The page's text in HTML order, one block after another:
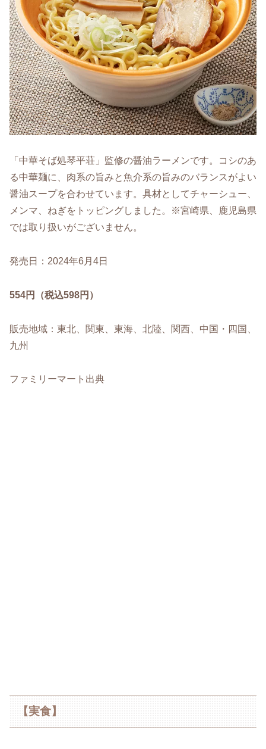
「中華そば処琴平荘」監修の醤油ラーメンです。コシのあ
る中華麺に、肉系の旨みと魚介系の旨みのバランスがよい
醤油スープを合わせています。具材としてチャーシュー、
メンマ、ねぎをトッピングしました。※宮崎県、鹿児島県
では取り扱いがございません。
発売日：2024年6月4日
554円（税込598円）
販売地域：東北、関東、東海、北陸、関西、中国・四国、
九州
ファミリーマート出典
【実食】